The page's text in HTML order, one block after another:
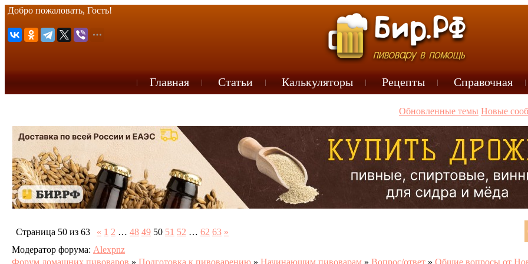
Добро пожаловать, Гость!
Главная Статьи Калькуляторы Рецепты Справочная
Обновленные темы Новые
Страница 50 из 63 « 1 2 … 48 49 50 51 52 … 62 63 »
Модератор форума: Alexpnz
Форум домашних пивоваров » Подготовка к пивоварению » Начинающим пивоварам » Вопрос/ответ » Общие вопросы от